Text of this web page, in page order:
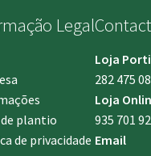
Legal
de plantio
de privacidade
Loja
282 475
Loja
935 701
Email